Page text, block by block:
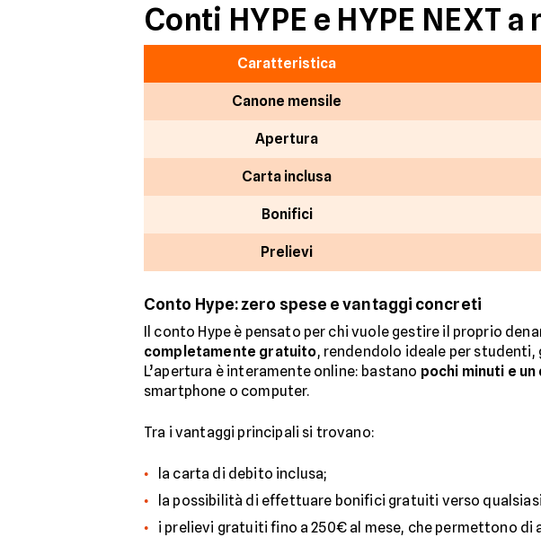
Conti HYPE e HYPE NEXT
Caratteristica
Canone mensile
Apertura
Carta inclusa
Bonifici
Prelievi
Conto Hype: zero spese e vantaggi concreti
Il conto Hype è pensato per chi vuole gestire il proprio
completamente gratuito, rendendolo ideale per
L’apertura è interamente online: bastano pochi minuti e
smartphone o computer.
Tra i vantaggi principali si trovano:
la carta di debito inclusa;
la possibilità di effettuare bonifici gratuiti verso
i prelievi gratuiti fino a 250€ al mese, che permettono